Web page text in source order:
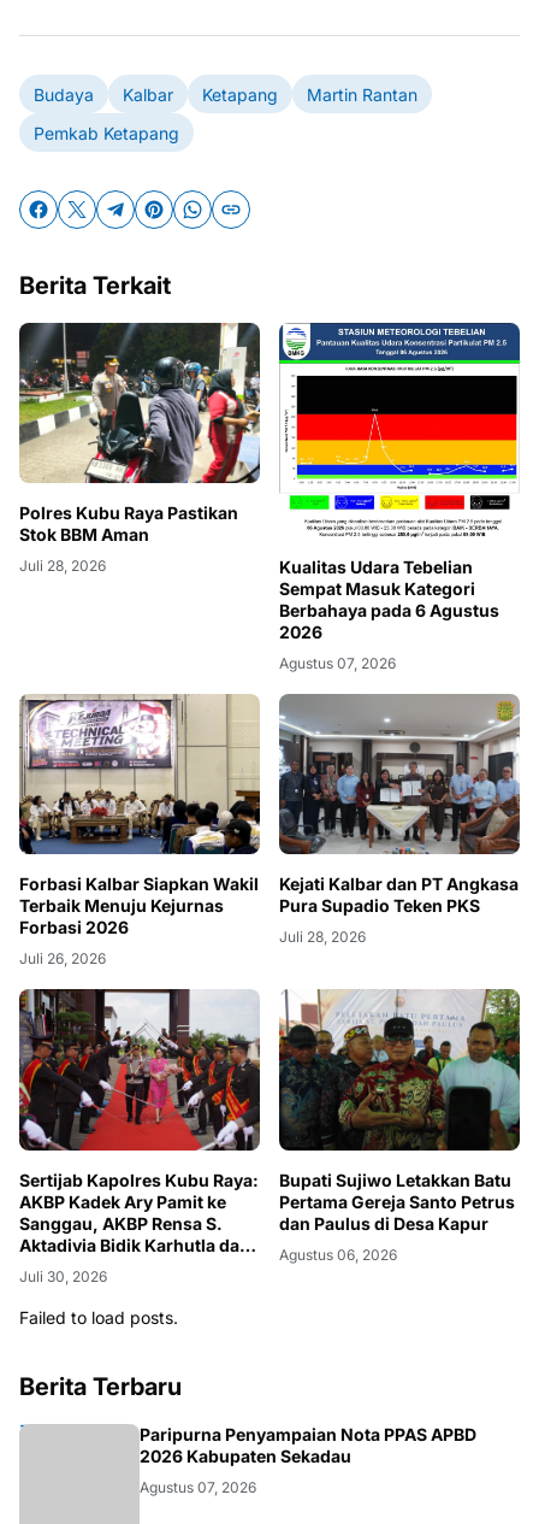
Budaya Kalbar Ketapang
Martin Rantan
Pemkab Ketapang
Berita Terkait
Polres Kubu Raya Pastikan
Stok BBM Aman
Juli 28, 2026
Kualitas Udara Tebelian
Sempat Masuk Kategori
Berbahaya pada 6 Agustus
2026
Agustus 07, 2026
Forbasi Kalbar Siapkan Wakil
Terbaik Menuju Kejurnas
Forbasi 2026
Juli 26, 2026
Kejati Kalbar dan PT Angkasa
Pura Supadio Teken PKS
Juli 28, 2026
Sertijab Kapolres Kubu Raya:
AKBP Kadek Ary Pamit ke
Sanggau, AKBP Rensa S.
Aktadivia Bidik Karhutla dan
Kemacetan
Juli 30, 2026
Bupati Sujiwo Letakkan Batu
Pertama Gereja Santo Petrus
dan Paulus di Desa Kapur
Agustus 06, 2026
Failed to load posts.
Berita Terbaru
Paripurna Penyampaian Nota PPAS APBD
2026 Kabupaten Sekadau
Agustus 07, 2026